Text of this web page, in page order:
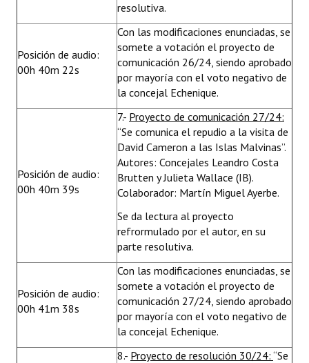
resolutiva.
Posición de audio:
00h 40m 22s
Con las modificaciones enunciadas, se
somete a votación el proyecto de
comunicación 26/24, siendo aprobado
por mayoría con el voto negativo de
la concejal Echenique.
Posición de audio:
00h 40m 39s
7.- Proyecto de comunicación 27/24:
“Se comunica el repudio a la visita de
David Cameron a las Islas Malvinas”.
Autores: Concejales Leandro Costa
Brutten y Julieta Wallace (IB).
Colaborador: Martín Miguel Ayerbe.
Se da lectura al proyecto
refrormulado por el autor, en su
parte resolutiva.
Posición de audio:
00h 41m 38s
Con las modificaciones enunciadas, se
somete a votación el proyecto de
comunicación 27/24, siendo aprobado
por mayoría con el voto negativo de
la concejal Echenique.
8.- Proyecto de resolución 30/24: “Se